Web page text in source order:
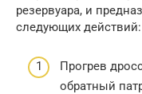
резервуара, и
следующих действий:
Прогрев
обратный